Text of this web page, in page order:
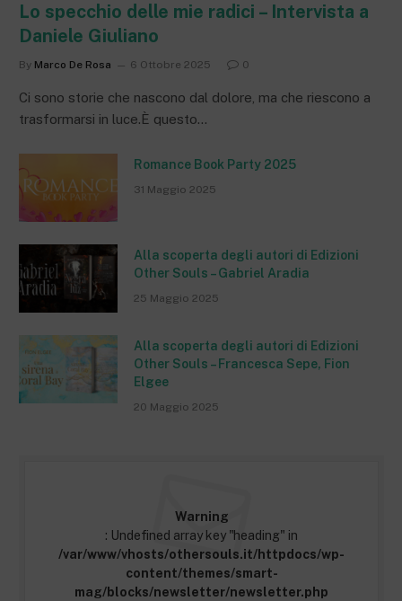
Lo specchio delle mie radici – Intervista a
Daniele Giuliano
By Marco De Rosa 6 Ottobre 2025 0
Ci sono storie che nascono dal dolore, ma che riescono a
trasformarsi in luce.È questo…
Romance Book Party 2025
31 Maggio 2025
Alla scoperta degli autori di Edizioni
Other Souls – Gabriel Aradia
25 Maggio 2025
Alla scoperta degli autori di Edizioni
Other Souls – Francesca Sepe, Fion
Elgee
20 Maggio 2025
Warning
: Undefined array key "heading" in
/var/www/vhosts/othersouls.it/httpdocs/wp-
content/themes/smart-
mag/blocks/newsletter/newsletter.php